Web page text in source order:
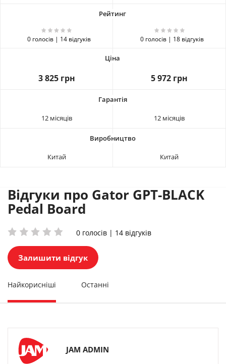
0 голосів | 14 відгуків 0 голосів | 18 відгуків
3 825 грн 5 972 грн
12 місяців 12 місяців
Китай Китай
Відгуки про Gator GPT-BLACK
Pedal Board
0 голосів | 14 відгуків
Залишити відгук
Найкорисніші Останні
JAM ADMIN